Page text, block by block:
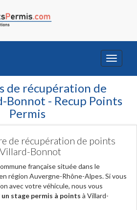
Toggle
de récupération de
Bonnot - Recup Points
Permis
de récupération de points
Bonnot
française située dans le
région Auvergne-Rhône-Alpes. Si vous
avec votre véhicule, nous vous
un stage permis à points à Villard-